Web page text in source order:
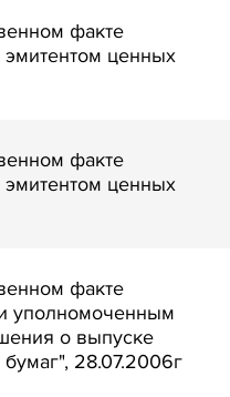
факте
ценных
факте
ценных
факте
уполномоченным
о выпуске
28.07.2006г